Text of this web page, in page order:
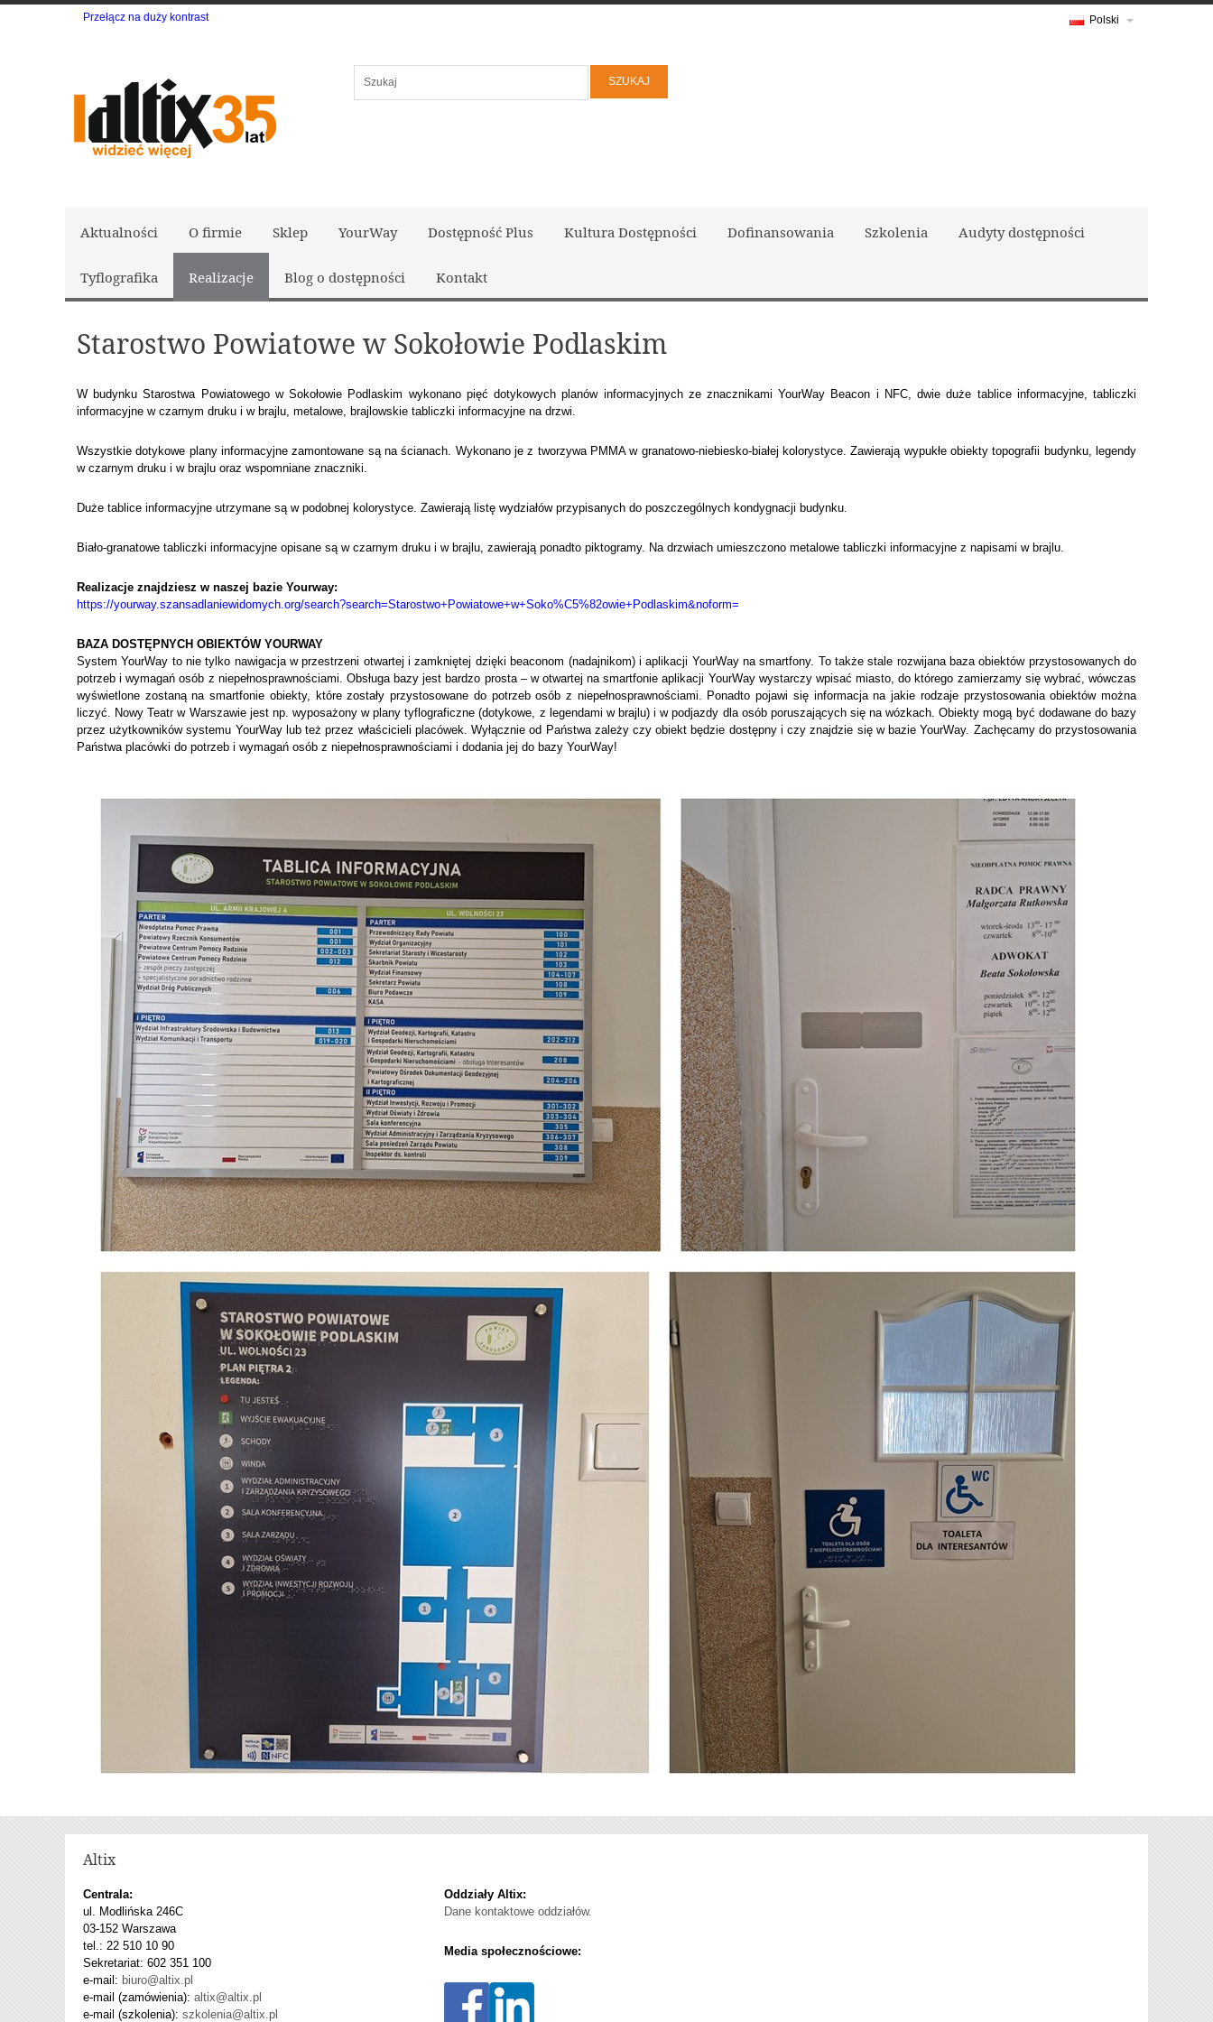
Przełącz na duży kontrast Polski
Aktualności O firmie Sklep YourWay Dostępność Plus Kultura Dostępności Dofinansowania Szkolenia Audyty dostępności
Tyflografika Realizacje Blog o dostępności Kontakt
Starostwo Powiatowe w Sokołowie Podlaskim
W budynku Starostwa Powiatowego w Sokołowie Podlaskim wykonano pięć dotykowych planów informacyjnych ze znacznikami YourWay Beacon i NFC, dwie duże tablice informacyjne, tabliczki
informacyjne w czarnym druku i w brajlu, metalowe, brajlowskie tabliczki informacyjne na drzwi.
Wszystkie dotykowe plany informacyjne zamontowane są na ścianach. Wykonano je z tworzywa PMMA w granatowo-niebiesko-białej kolorystyce. Zawierają wypukłe obiekty topografii budynku, legendy
w czarnym druku i w brajlu oraz wspomniane znaczniki.
Duże tablice informacyjne utrzymane są w podobnej kolorystyce. Zawierają listę wydziałów przypisanych do poszczególnych kondygnacji budynku.
Biało-granatowe tabliczki informacyjne opisane są w czarnym druku i w brajlu, zawierają ponadto piktogramy. Na drzwiach umieszczono metalowe tabliczki informacyjne z napisami w brajlu.
Realizacje znajdziesz w naszej bazie Yourway:
https://yourway.szansadlaniewidomych.org/search?search=Starostwo+Powiatowe+w+Soko%C5%82owie+Podlaskim&noform=
BAZA DOSTĘPNYCH OBIEKTÓW YOURWAY
System YourWay to nie tylko nawigacja w przestrzeni otwartej i zamkniętej dzięki beaconom (nadajnikom) i aplikacji YourWay na smartfony. To także stale rozwijana baza obiektów przystosowanych do
potrzeb i wymagań osób z niepełnosprawnościami. Obsługa bazy jest bardzo prosta – w otwartej na smartfonie aplikacji YourWay wystarczy wpisać miasto, do którego zamierzamy się wybrać, wówczas
wyświetlone zostaną na smartfonie obiekty, które zostały przystosowane do potrzeb osób z niepełnosprawnościami. Ponadto pojawi się informacja na jakie rodzaje przystosowania obiektów można
liczyć. Nowy Teatr w Warszawie jest np. wyposażony w plany tyflograficzne (dotykowe, z legendami w brajlu) i w podjazdy dla osób poruszających się na wózkach. Obiekty mogą być dodawane do bazy
przez użytkowników systemu YourWay lub też przez właścicieli placówek. Wyłącznie od Państwa zależy czy obiekt będzie dostępny i czy znajdzie się w bazie YourWay. Zachęcamy do przystosowania
Państwa placówki do potrzeb i wymagań osób z niepełnosprawnościami i dodania jej do bazy YourWay!
Altix
Centrala:
ul. Modlińska 246C
03-152 Warszawa
tel.: 22 510 10 90
Sekretariat: 602 351 100
e-mail: biuro@altix.pl
e-mail (zamówienia): altix@altix.pl
e-mail (szkolenia): szkolenia@altix.pl
Oddziały Altix:
Dane kontaktowe oddziałów.
Media społecznościowe: